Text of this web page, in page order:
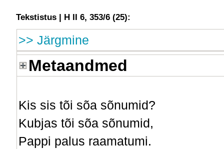
Tekstistus | H II 6, 353/6 (25):
>> Järgmine
Metaandmed
Kis sis tõi sõa sõnumid?
Kubjas tõi sõa sõnumid,
Pappi palus raamatumi.